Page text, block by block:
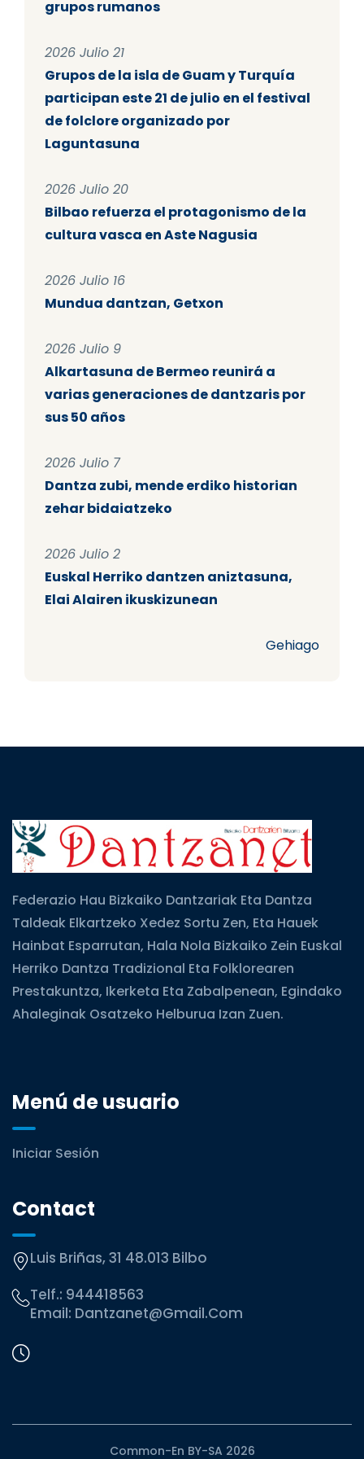
grupos rumanos
2026 Julio 21
Grupos de la isla de Guam y Turquía
participan este 21 de julio en el festival
de folclore organizado por
Laguntasuna
2026 Julio 20
Bilbao refuerza el protagonismo de la
cultura vasca en Aste Nagusia
2026 Julio 16
Mundua dantzan, Getxon
2026 Julio 9
Alkartasuna de Bermeo reunirá a
varias generaciones de dantzaris por
sus 50 años
2026 Julio 7
Dantza zubi, mende erdiko historian
zehar bidaiatzeko
2026 Julio 2
Euskal Herriko dantzen aniztasuna,
Elai Alairen ikuskizunean
Gehiago
Federazio Hau Bizkaiko Dantzariak Eta Dantza
Taldeak Elkartzeko Xedez Sortu Zen, Eta Hauek
Hainbat Esparrutan, Hala Nola Bizkaiko Zein Euskal
Herriko Dantza Tradizional Eta Folklorearen
Prestakuntza, Ikerketa Eta Zabalpenean, Egindako
Ahaleginak Osatzeko Helburua Izan Zuen.
Menú de usuario
Iniciar Sesión
Contact
Luis Briñas, 31 48.013 Bilbo
Telf.: 944418563
Email: Dantzanet@gmail.com
Common-En BY-SA 2026